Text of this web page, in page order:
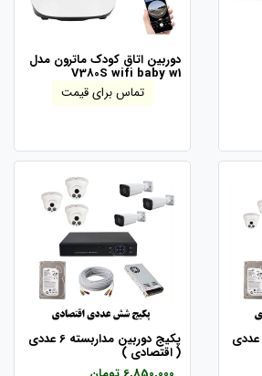
دوربین اتاق کودک ماترون مدل
V380S wifi baby w1
تماس برای قیمت
پکیج دوربین مداربسته 8 عددی پکیج دوربین مداربسته 6 عددی
( اقتصادی )